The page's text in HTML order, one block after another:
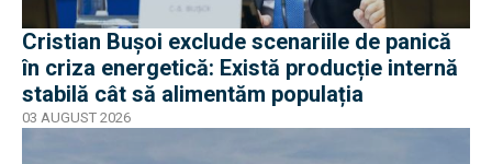
Cristian Bușoi exclude scenariile de panică
în criza energetică: Există producție internă
stabilă cât să alimentăm populația
03 AUGUST 2026